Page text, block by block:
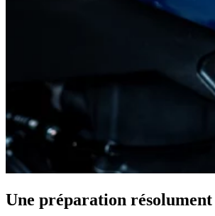
Une préparation résolument